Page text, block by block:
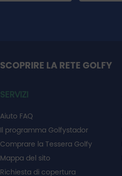
SCOPRIRE LA RETE GOLFY
SERVIZI
Aiuto FAQ
Il programma Golfystador
Comprare la Tessera Golfy
Mappa del sito
Richiesta di copertura